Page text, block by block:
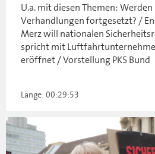
U.a. mit diesen Themen:
Verhandlungen fortgesetzt? /
Merz will nationalen
spricht mit
eröffnet / Vorstellung PKS Bund
Länge: 00:29:53